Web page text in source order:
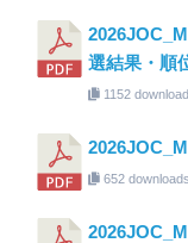
選結果・順
1152
652